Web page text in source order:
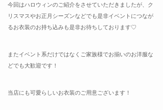
今回はハロウィンのご紹介をさせていただきましたが、ク
リスマスやお正月シーズンなどでも是非イベントにつなが
るお衣装のお持ち込みも是非お待ちしております♡
またイベント系だけではなくご家族様でお揃いのお洋服な
どでも大歓迎です！
当店にも可愛らしいお衣装のご用意ございます！